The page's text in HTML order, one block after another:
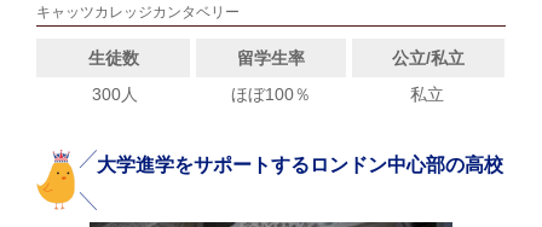
キャッツカレッジカンタベリー
生徒数 留学生率
公立/私立
300人
ほぼ100％ 私立
大学進学をサポートするロンドン中心部の高校